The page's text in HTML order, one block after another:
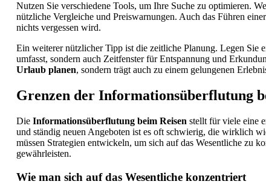
Nutzen Sie verschiedene Tools, um Ihre Suche zu optimieren.
nützliche Vergleiche und Preiswarnungen. Auch das Führen
nichts vergessen wird.
Ein weiterer nützlicher Tipp ist die zeitliche Planung. Legen Sie
umfasst, sondern auch Zeitfenster für Entspannung und
Urlaub planen, sondern trägt auch zu einem gelungenen
Grenzen der Informationsüberflutung
Die Informationsüberflutung beim Reisen stellt für viele eine
und ständig neuen Angeboten ist es oft schwierig, die wirklich
müssen Strategien entwickeln, um sich auf das Wesentliche zu
gewährleisten.
Wie man sich auf das Wesentliche konzentriert